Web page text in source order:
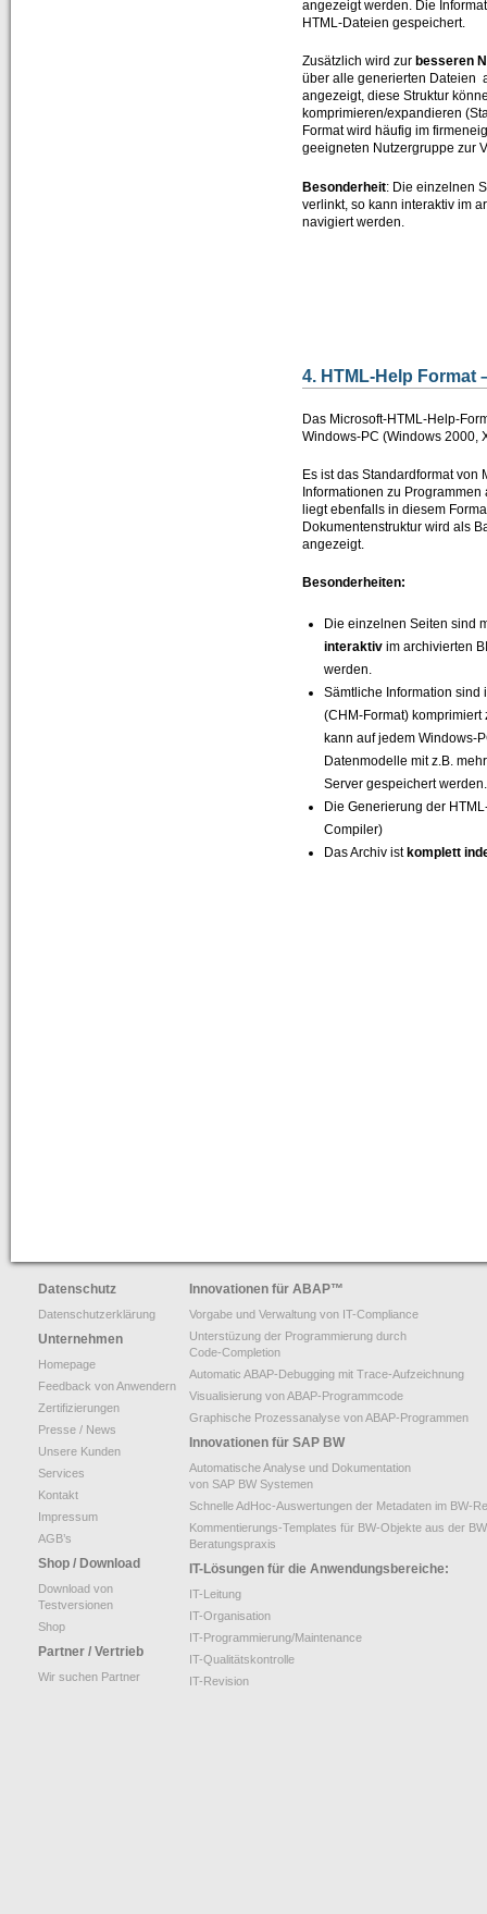
angezeigt werden. Die
HTML-Dateien gespeichert.
Zusätzlich wird zur besseren
über alle generierten
angezeigt, diese Struktur
komprimieren/expandieren
Format wird häufig im
geeigneten Nutzergruppe zur
Besonderheit: Die einzelnen
verlinkt, so kann interaktiv im
navigiert werden.
4. HTML-Help Format
Das Microsoft-HTML-Help-
Windows-PC (Windows 2000,
Es ist das Standardformat von
Informationen zu
liegt ebenfalls in diesem
Dokumentenstruktur wird als
angezeigt.
Besonderheiten:
Die einzelnen Seiten sind
interaktiv im archivierten
werden.
Sämtliche Information sind
(CHM-Format)
kann auf jedem Windows-
Datenmodelle mit z.B.
Server gespeichert werden.
Die Generierung der
Compiler)
Das Archiv istkomplett
Datenschutz
Datenschutzerklärung
Unternehmen
Homepage
Feedback von Anwendern
Zertifizierungen
Presse / News
Unsere Kunden
Services
Kontakt
Impressum
AGB’s
Shop / Download
Download von
Testversionen
Shop
Partner / Vertrieb
Wir suchen Partner
Innovationen für ABAP™
Vorgabe und Verwaltung von IT-Compliance
Unterstüzung der Programmierung durch
Code-Completion
Automatic ABAP-Debugging mit Trace-Aufzeichnung
Visualisierung von ABAP-Programmcode
Graphische Prozessanalyse von ABAP-Programmen
Innovationen für SAP BW
Automatische Analyse und Dokumentation
von SAP BW Systemen
Schnelle AdHoc-Auswertungen der Metadaten im BW-
Kommentierungs-Templates für BW-Objekte aus der
Beratungspraxis
IT-Lösungen für die Anwendungsbereiche:
IT-Leitung
IT-Organisation
IT-Programmierung/Maintenance
IT-Qualitätskontrolle
IT-Revision